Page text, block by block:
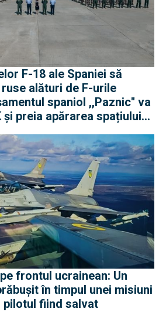
F-18 ale Spaniei să
ruse alături de F-urile
spaniol ,,Paznic'' va
preia apărarea spațiului
frontul ucrainean: Un
în timpul unei misiuni
pilotul fiind salvat